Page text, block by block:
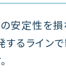
安定性を損
するライ